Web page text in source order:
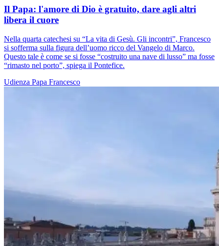
Il Papa: l'amore di Dio è gratuito, dare agli altri
libera il cuore
Nella quarta catechesi su “La vita di Gesù. Gli incontri”, Francesco
si sofferma sulla figura dell’uomo ricco del Vangelo di Marco.
Questo tale è come se si fosse “costruito una nave di lusso” ma fosse
“rimasto nel porto”, spiega il Pontefice.
Udienza Papa Francesco